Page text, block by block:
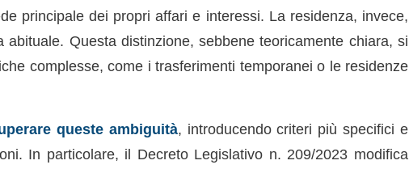
principale dei propri affari e interessi. La residenza, invece,
abituale. Questa distinzione, sebbene teoricamente chiara, si
complesse, come i trasferimenti temporanei o le residenze
queste ambiguità, introducendo criteri più specifici e
In particolare, il Decreto Legislativo n. 209/2023 modifica